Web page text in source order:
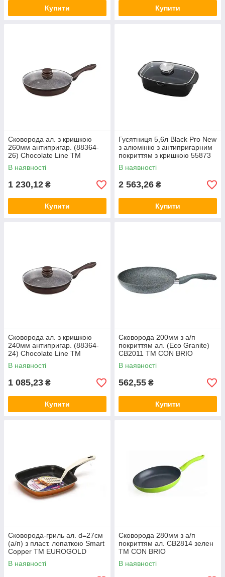
Купити Купити
Сковорода ал. з кришкою
260мм антипригар. (88364-
26) Chocolate Line ТМ
LESSNER
В наявності
1 230,12 ₴
Купити
Гусятниця 5,6л Black Pro New
з алюмінію з антипригарним
покриттям з кришкою 55873
ТМ LESSNER
В наявності
2 563,26 ₴
Купити
Сковорода ал. з кришкою
240мм антипригар. (88364-
24) Chocolate Line ТМ
LESSNER
В наявності
1 085,23 ₴
Купити
Сковорода 200мм з а/п
покриттям ал. (Eco Granite)
СВ2011 ТМ CON BRIO
В наявності
562,55 ₴
Купити
Сковорода-гриль ал. d=27см
(а/п) з пласт. лопаткою Smart
Copper ТМ EUROGOLD
В наявності
Сковорода 280мм з а/п
покриттям ал. СВ2814 зелен
ТМ CON BRIO
В наявності